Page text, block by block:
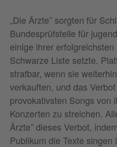
„Die Ärzte” sorgten für
Bundesprüfstelle für
einige ihrer
Schwarze Liste setzte.
strafbar, wenn sie
verkauften, und das
provokativsten Songs von
Konzerten zu streichen.
Ärzte” dieses Verbot,
Publikum die Texte singen